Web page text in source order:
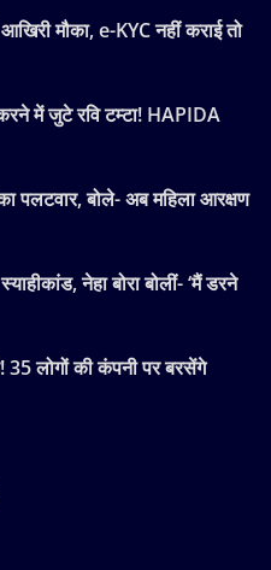
मौका, e-KYC नहीं कराई तो
में जुटे रवि टम्टा! HAPIDA
पलटवार, बोले- अब महिला आरक्षण
नेहा बोरा बोलीं- ‘मैं डरने
लोगों की कंपनी पर बरसेंगे